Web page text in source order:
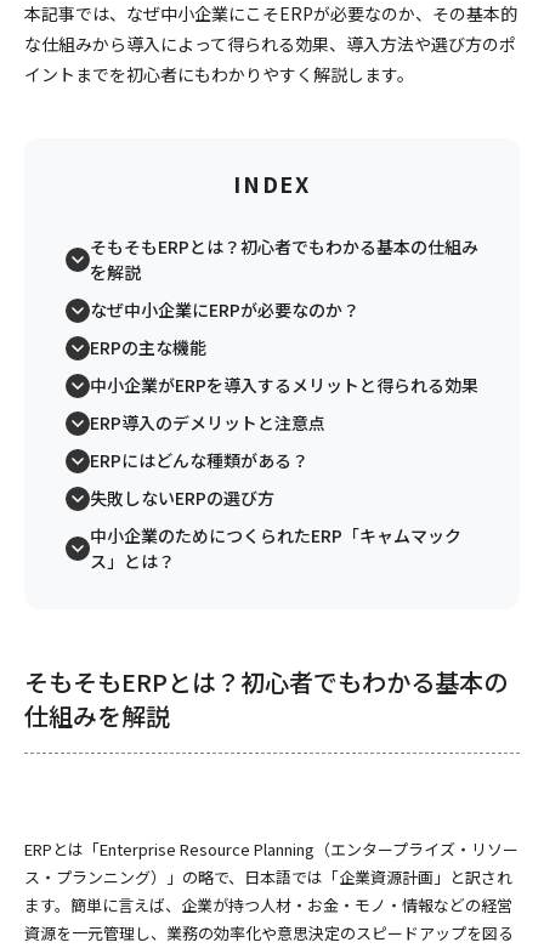
本記事では、なぜ中小企業にこそERPが必要なのか、その基本的
な仕組みから導入によって得られる効果、導入方法や選び方のポ
イントまでを初心者にもわかりやすく解説します。
INDEX
そもそもERPとは？初心者でもわかる基本の仕組み
を解説
なぜ中小企業にERPが必要なのか？
ERPの主な機能
中小企業がERPを導入するメリットと得られる効果
ERP導入のデメリットと注意点
ERPにはどんな種類がある？
失敗しないERPの選び方
中小企業のためにつくられたERP「キャムマック
ス」とは？
そもそもERPとは？初心者でもわかる基本の
仕組みを解説
ERPとは「Enterprise Resource Planning（エンタープライズ・リソー
ス・プランニング）」の略で、日本語では「企業資源計画」と訳され
ます。簡単に言えば、企業が持つ人材・お金・モノ・情報などの経営
資源を一元管理し、業務の効率化や意思決定のスピードアップを図る